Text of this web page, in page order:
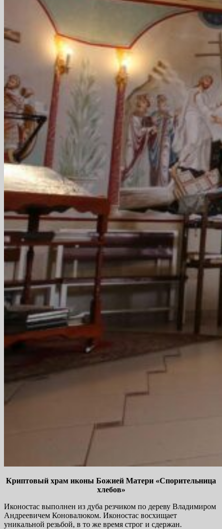
Криптовый храм иконы Божией Матери «Спорительница
хлебов»
Иконостас выполнен из дуба резчиком по дереву Владимиром
Андреевичем Коновалюком. Иконостас восхищает
уникальной резьбой, в то же время строг и сдержан.